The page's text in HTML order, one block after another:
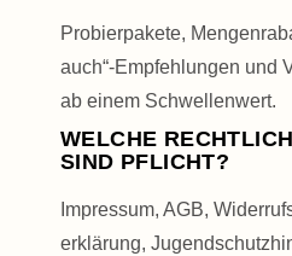
Probier­pakete,
auch“-Empfehlungen und
ab einem Schwellenwert.
WELCHE
SIND PFLICHT?
Impressum, AGB,
erklärung,